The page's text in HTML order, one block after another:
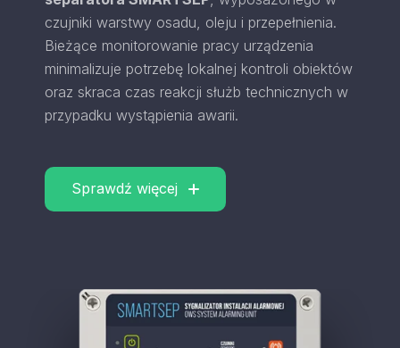
czujniki warstwy osadu, oleju i przepełnienia.
Bieżące monitorowanie pracy urządzenia
minimalizuje potrzebę lokalnej kontroli obiektów
oraz skraca czas reakcji służb technicznych w
przypadku wystąpienia awarii.
Sprawdź więcej